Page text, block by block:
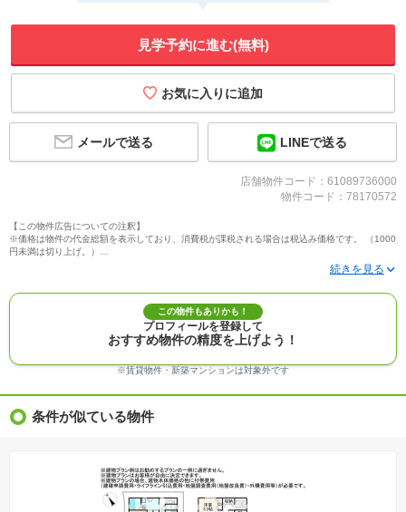
見学予約に進む(無料)
メールで送る LINEで送る
店舗物件コード：61089736000
物件コード：78170572
【この物件広告についての注釈】
※価格は物件の代金総額を表示しており、消費税が課税される場合は税込み価格です。 （1000
円未満は切り上げ。）
※写真に写っている、またはパース（絵）や間取り図に描かれている家具や車などは、特にコ
※建築条件付き土地価格には、建物価格は含まれません。
※物件情報は、原則として情報提供日の２日前に最終確認した情報です。
※完成予想図はいずれも外構、植栽、外観等実際のものとは多少異なることがあります。
※モデルルーム・モデルハウス・展示場・ショールームの画像の場合、今回販売の物件と異な
※ＣＧ合成の画像の場合、実際とは多少異なる場合があります。
※物件特徴：販売戸数が複数の物件は、全ての住戸に該当しない項目もあります。
※価格更新：物件価格が変更された日から１週間表示されます。
※建築条件土地の情報内に掲載されている、建物プラン例は、土地購入者の設計プランの参考
の一例であって、プランの採用可否は任意です。
※土地（建築条件なし）で「建物プラン例」が表記してある時、そのプラン例は特定の建築請
負会社によるもので、当該建築請負会社以外で建てた場合、同様のものが同価格で建てられる
この物件もありかも！
プロフィールを登録して
おすすめ物件の精度を上げよう！
※賃貸物件・新築マンションは対象外です
条件が似ている物件